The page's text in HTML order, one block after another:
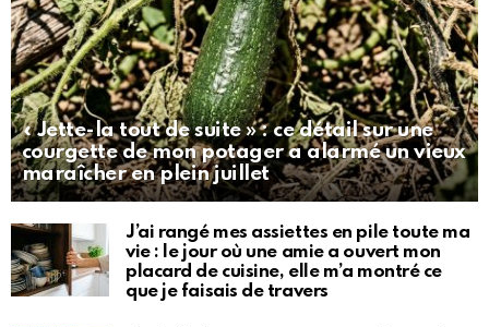
« Jette-la tout de suite » : ce détail sur une
courgette de mon potager a alarmé un vieux
maraîcher en plein juillet
J’ai rangé mes assiettes en pile toute ma
vie : le jour où une amie a ouvert mon
placard de cuisine, elle m’a montré ce
que je faisais de travers